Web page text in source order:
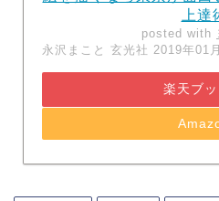
上達
posted with
永沢まこと 玄光社 2019年01
楽天ブッ